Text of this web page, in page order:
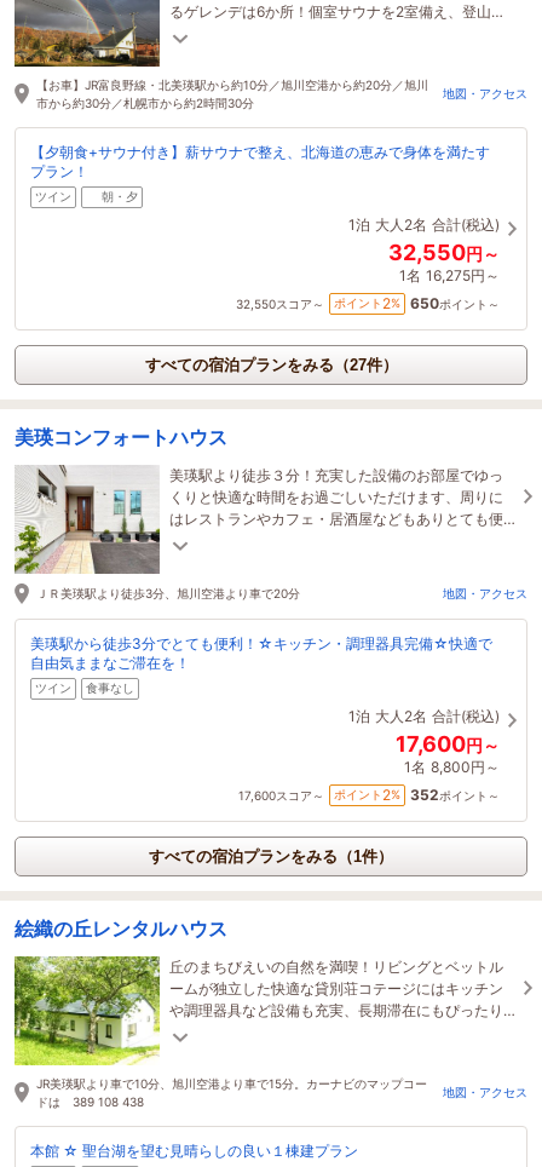
るゲレンデは6か所！個室サウナを2室備え、登山や
スノボ後に整い、地元食材の食事も楽しめます。
【お車】JR富良野線・北美瑛駅から約10分／旭川空港から約20分／旭川
市から約30分／札幌市から約2時間30分
地図・アクセス
【夕朝食+サウナ付き】薪サウナで整え、北海道の恵みで身体を満たす
プラン！
ツイン 朝・夕
1泊 大人2名 合計(税込)
32,550円～
1名 16,275円～
32,550スコア～ ポイント 2% 650ポイント～
すべての宿泊プランをみる（27件）
美瑛コンフォートハウス
美瑛駅より徒歩３分！充実した設備のお部屋でゆっ
くりと快適な時間をお過ごしいただけます、周りに
はレストランやカフェ・居酒屋などもありとても便
利、青い池・白金温泉行のバス停も近くにありま
ＪＲ美瑛駅より徒歩3分、旭川空港より車で20分 地図・アクセス
美瑛駅から徒歩3分でとても便利！☆キッチン・調理器具完備☆快適で
自由気ままなご滞在を！
ツイン 食事なし
1泊 大人2名 合計(税込)
17,600円～
1名 8,800円～
17,600スコア～ ポイント 2% 352ポイント～
すべての宿泊プランをみる（1件）
絵織の丘レンタルハウス
丘のまちびえいの自然を満喫！リビングとベットル
ームが独立した快適な貸別荘コテージにはキッチン
や調理器具など設備も充実、長期滞在にもぴったり
です。自由気ままな思い思いのプランを満喫してく
JR美瑛駅より車で10分、旭川空港より車で15分。カーナビのマップコー
ドは 389 108 438
地図・アクセス
本館 ☆ 聖台湖を望む見晴らしの良い１棟建プラン